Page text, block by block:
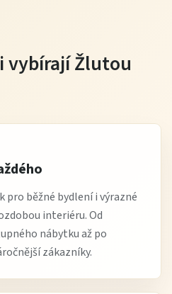
vybírají Žlutou
pro běžné bydlení i výrazné
interiéru. Od
nábytku až po
zákazníky.